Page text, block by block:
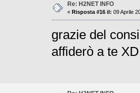
Re: H2NET INFO
« Risposta #16 il: 09 Aprile
grazie del
affiderò a te XD